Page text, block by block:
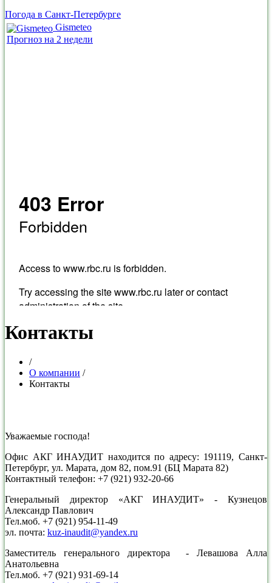
Погода в Санкт-Петербурге
Gismeteo
Прогноз на 2 недели
Контакты
/
О компании /
Контакты
Уважаемые господа!
Офис АКГ ИНАУДИТ находится по адресу: 191119, Санкт-
Петербург, ул. Марата, дом 82, пом.91 (БЦ Марата 82)
Контактный телефон: +7 (921) 932-20-66
Генеральный директор «АКГ ИНАУДИТ» - Кузнецов
Александр Павлович
Тел.моб. +7 (921) 954-11-49
эл. почта: kuz-inaudit@yandex.ru
Заместитель генерального директора - Левашова Алла
Анатольевна
Тел.моб. +7 (921) 931-69-14